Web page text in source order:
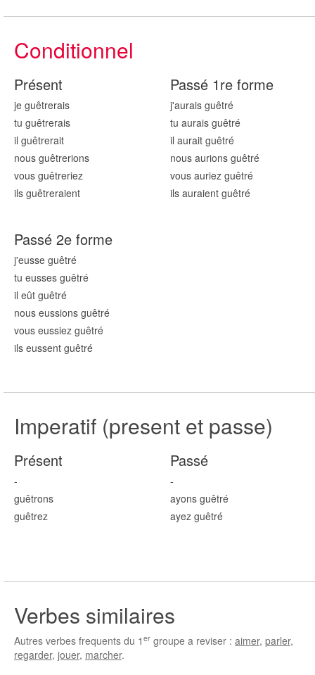
Conditionnel
Présent
je guêtrerais
tu guêtrerais
il guêtrerait
nous guêtrerions
vous guêtreriez
ils guêtreraient
Passé 1re forme
j'aurais guêtré
tu aurais guêtré
il aurait guêtré
nous aurions guêtré
vous auriez guêtré
ils auraient guêtré
Passé 2e forme
j'eusse guêtré
tu eusses guêtré
il eût guêtré
nous eussions guêtré
vous eussiez guêtré
ils eussent guêtré
Imperatif (present et passe)
Présent
-
guêtrons
guêtrez
Passé
-
ayons guêtré
ayez guêtré
Verbes similaires
Autres verbes frequents du 1 er groupe a reviser : aimer, parler,
regarder, jouer, marcher.